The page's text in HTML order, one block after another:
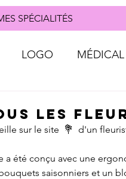
SPÉCIALITÉS
LOGO MÉDICAL
LES
sur le site  💐  d'un
a été conçu avec une
saisonniers et un